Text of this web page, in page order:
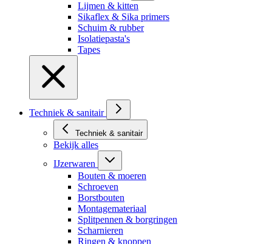
Lijmen & kitten
Sikaflex & Sika primers
Schuim & rubber
Isolatiepasta's
Tapes
Techniek & sanitair
Techniek & sanitair
Bekijk alles
IJzerwaren
Bouten & moeren
Schroeven
Borstbouten
Montagemateriaal
Splitpennen & borgringen
Scharnieren
Ringen & knoppen